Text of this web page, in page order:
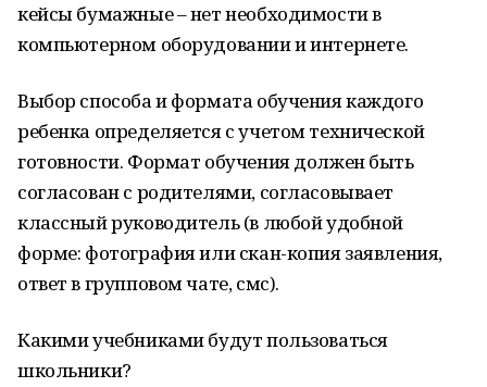
кейсы бумажные – нет необходимости в
компьютерном оборудовании и интернете.
Выбор способа и формата обучения каждого
ребенка определяется с учетом технической
готовности. Формат обучения должен быть
согласован с родителями, согласовывает
классный руководитель (в любой удобной
форме: фотография или скан-копия заявления,
ответ в групповом чате, смс).
Какими учебниками будут пользоваться
школьники?